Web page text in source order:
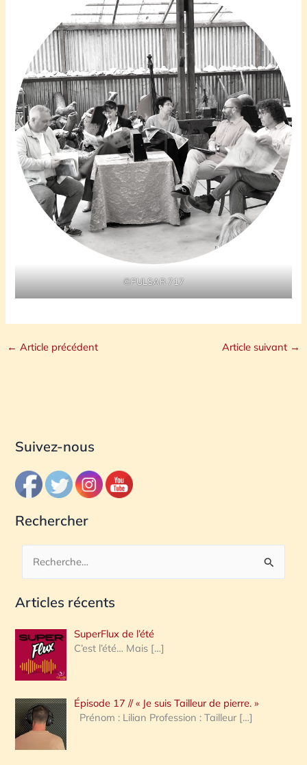
©PULSAR 717
← Article précédent Article suivant →
Suivez-nous
Rechercher
c
e
r
c
h
e
Articles récents
SuperFlux de l’été
C’est l’été… Mais […]
Épisode 17 // « Je suis Tailleur de pierre. »
Prénom : Lilian Profession : Tailleur […]